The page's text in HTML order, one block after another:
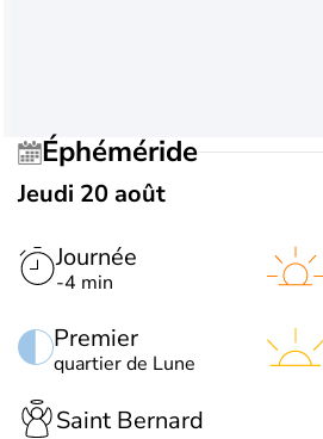
Éphéméride
Jeudi 20 août
Journée
-4 min
Premier
quartier de Lune
Saint Bernard